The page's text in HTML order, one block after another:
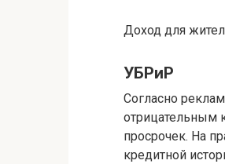
Доход для
УБРиР
Согласно
отрицательным
просрочек. На
кредитной